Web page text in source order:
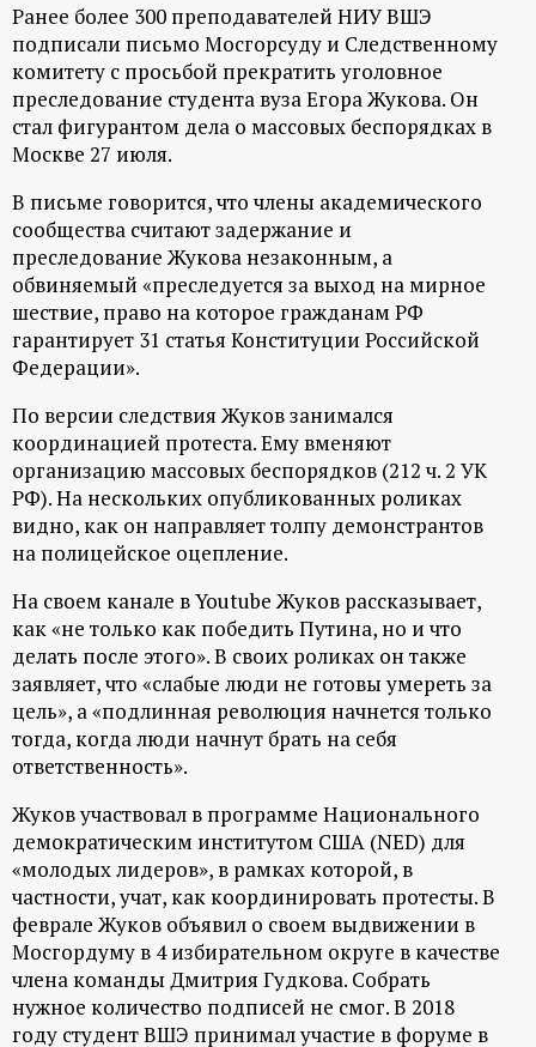
Ранее более 300 преподавателей НИУ ВШЭ
подписали письмо Мосгорсуду и Следственному
комитету с просьбой прекратить уголовное
преследование студента вуза Егора Жукова. Он
стал фигурантом дела о массовых беспорядках в
Москве 27 июля.
В письме говорится, что члены академического
сообщества считают задержание и
преследование Жукова незаконным, а
обвиняемый «преследуется за выход на мирное
шествие, право на которое гражданам РФ
гарантирует 31 статья Конституции Российской
Федерации».
По версии следствия Жуков занимался
координацией протеста. Ему вменяют
организацию массовых беспорядков (212 ч. 2 УК
РФ). На нескольких опубликованных роликах
видно, как он направляет толпу демонстрантов
на полицейское оцепление.
На своем канале в Youtube Жуков рассказывает,
как «не только как победить Путина, но и что
делать после этого». В своих роликах он также
заявляет, что «слабые люди не готовы умереть за
цель», а «подлинная революция начнется только
тогда, когда люди начнут брать на себя
ответственность».
Жуков участвовал в программе Национального
демократическим институтом США (NED) для
«молодых лидеров», в рамках которой, в
частности, учат, как координировать протесты. В
феврале Жуков объявил о своем выдвижении в
Мосгордуму в 4 избирательном округе в качестве
члена команды Дмитрия Гудкова. Собрать
нужное количество подписей не смог. В 2018
году студент ВШЭ принимал участие в форуме в